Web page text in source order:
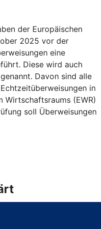
der Europäischen
2025 vor der
eine
Diese wird auch
Davon sind alle
in
Wirtschaftsraums (EWR)
soll Überweisungen